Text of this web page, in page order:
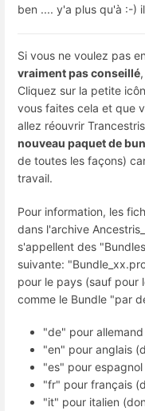
ben .... y'a plus qu'à :-)
Si vous ne voulez pas
vraiment pas conseillé
Cliquez sur la petite
vous faites cela et que
allez réouvrir Trancestris
nouveau paquet de
de toutes les façons)
travail.
Pour information, les
dans l'archive
s'appellent des
suivante:
pour le pays (sauf pour
comme le Bundle "par
"de" pour
"en" pour anglais
"es" pour
"fr" pour français
"it" pour italien